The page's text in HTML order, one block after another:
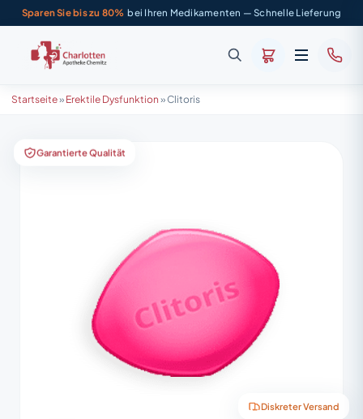
Sparen Sie bis zu 80% bei Ihren Medikamenten — Schnelle Lieferung
Startseite» Erektile Dysfunktion »Clitoris
Garantierte Qualität
Diskreter Versand